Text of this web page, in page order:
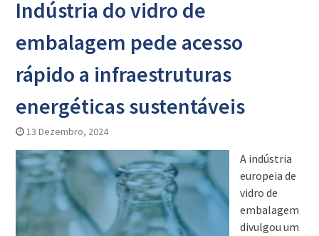
Indústria do vidro de
embalagem pede acesso
rápido a infraestruturas
energéticas sustentáveis
13 Dezembro, 2024
A indústria
europeia de
vidro de
embalagem
divulgou um